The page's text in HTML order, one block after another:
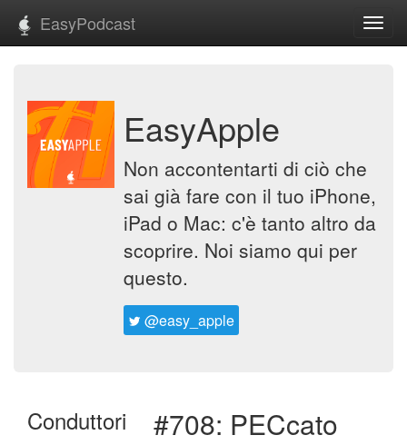
EasyPodcast
EasyApple
Non accontentarti di ciò che
sai già fare con il tuo iPhone,
iPad o Mac: c'è tanto altro da
scoprire. Noi siamo qui per
questo.
@easy_apple
Conduttori #708: PECcato